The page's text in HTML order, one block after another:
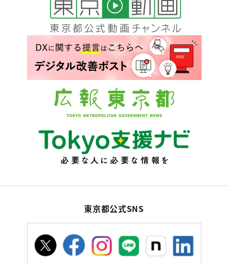
東京都公式SNS